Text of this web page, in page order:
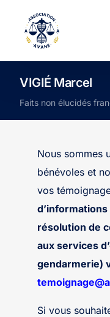
VIGIÉ Marcel
Faits non élucidés
Nous sommes
bénévoles et
vos
résolution de
aux services
gendarmerie)
Si vous